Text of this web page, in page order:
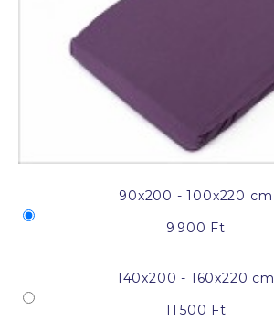
90x200 - 100x220 cm
9 900 Ft
140x200 - 160x220 cm
11 500 Ft